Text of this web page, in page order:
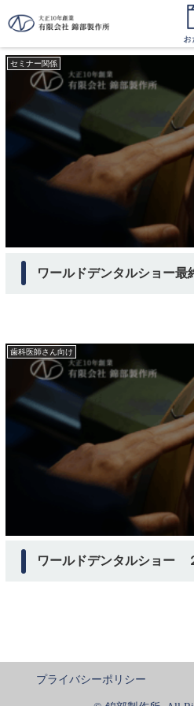
ワールドデンタ
セミナー関係
ワールドデンタルショー最
歯科医師さん向け
ワールドデンタルショー
プライバシーポリシー